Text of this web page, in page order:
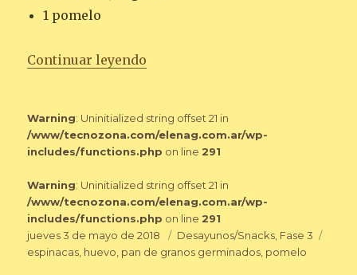
1 pomelo
Continuar leyendo
Warning: Uninitialized string offset 21 in
/www/tecnozona.com/elenag.com.ar/wp-
includes/functions.php on line 291
Warning: Uninitialized string offset 21 in
/www/tecnozona.com/elenag.com.ar/wp-
includes/functions.php on line 291
Publicado
el
jueves 3 de mayo de 2018 Categorías
Desayunos/Snacks, Fase 3
espinacas, huevo, pan de granos germinados, pomelo